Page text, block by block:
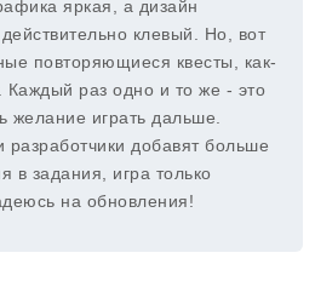
яркая, а дизайн
клевый. Но, вот
повторяющиеся квесты, как-
Каждый раз одно и то же - это
желание играть дальше.
разработчики добавят больше
в задания, игра только
на обновления!